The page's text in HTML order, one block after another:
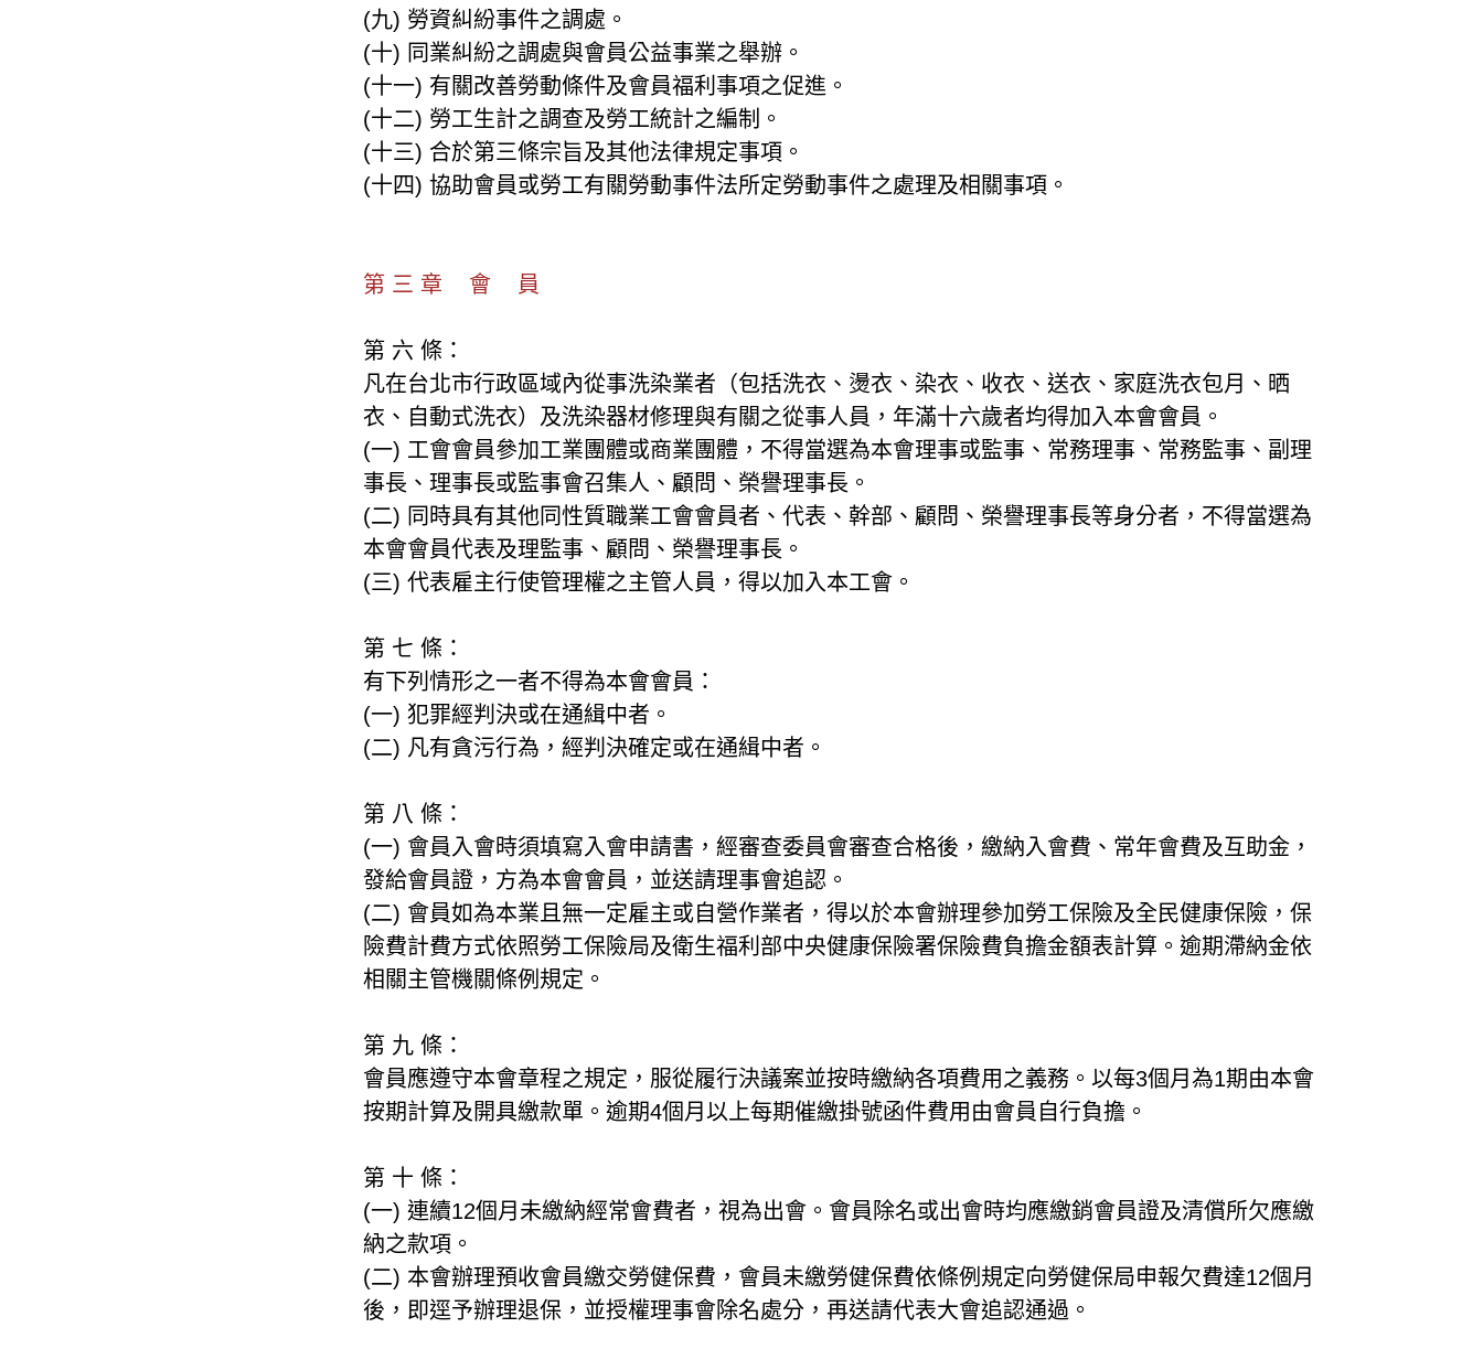
(九) 勞資糾紛事件之調處。
(十) 同業糾紛之調處與會員公益事業之舉辦。
(十一) 有關改善勞動條件及會員福利事項之促進。
(十二) 勞工生計之調查及勞工統計之編制。
(十三) 合於第三條宗旨及其他法律規定事項。
(十四) 協助會員或勞工有關勞動事件法所定勞動事件之處理及相關事項。
第 三 章 會 員
第 六 條：
凡在台北市行政區域內從事洗染業者（包括洗衣、燙衣、染衣、收衣、送衣、家庭洗衣包月、晒
衣、自動式洗衣）及洗染器材修理與有關之從事人員，年滿十六歲者均得加入本會會員。
(一) 工會會員參加工業團體或商業團體，不得當選為本會理事或監事、常務理事、常務監事、副理
事長、理事長或監事會召集人、顧問、榮譽理事長。
(二) 同時具有其他同性質職業工會會員者、代表、幹部、顧問、榮譽理事長等身分者，不得當選為
本會會員代表及理監事、顧問、榮譽理事長。
(三) 代表雇主行使管理權之主管人員，得以加入本工會。
第 七 條：
有下列情形之一者不得為本會會員：
(一) 犯罪經判決或在通緝中者。
(二) 凡有貪污行為，經判決確定或在通緝中者。
第 八 條：
(一) 會員入會時須填寫入會申請書，經審查委員會審查合格後，繳納入會費、常年會費及互助金，
發給會員證，方為本會會員，並送請理事會追認。
(二) 會員如為本業且無一定雇主或自營作業者，得以於本會辦理參加勞工保險及全民健康保險，保
險費計費方式依照勞工保險局及衛生福利部中央健康保險署保險費負擔金額表計算。逾期滯納金依
相關主管機關條例規定。
第 九 條：
會員應遵守本會章程之規定，服從履行決議案並按時繳納各項費用之義務。以每3個月為1期由本會
按期計算及開具繳款單。逾期4個月以上每期催繳掛號函件費用由會員自行負擔。
第 十 條：
(一) 連續12個月未繳納經常會費者，視為出會。會員除名或出會時均應繳銷會員證及清償所欠應繳
納之款項。
(二) 本會辦理預收會員繳交勞健保費，會員未繳勞健保費依條例規定向勞健保局申報欠費達12個月
後，即逕予辦理退保，並授權理事會除名處分，再送請代表大會追認通過。